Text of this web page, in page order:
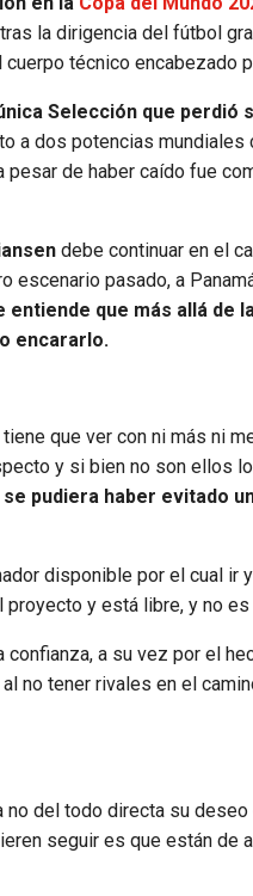
la dirigencia del fútbol
técnico encabezado
Selección que perdió
a dos potencias mundiales
de haber caído fue
debe continuar en el
escenario pasado, a
entiende que más allá de
encararlo.
que ver con ni más ni
y si bien no son ellos
pudiera haber evitado
disponible por el cual ir
proyecto y está libre, y no
a su vez por el
no tener rivales en el
del todo directa su
seguir es que están de